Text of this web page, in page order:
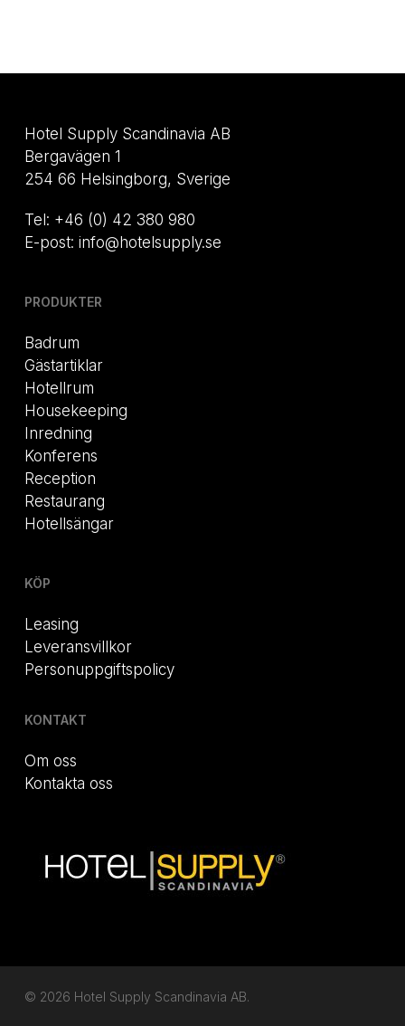
Hotel Supply Scandinavia AB
Bergavägen 1
254 66 Helsingborg, Sverige
Tel: +46 (0) 42 380 980
E-post: info@hotelsupply.se
PRODUKTER
Badrum
Gästartiklar
Hotellrum
Housekeeping
Inredning
Konferens
Reception
Restaurang
Hotellsängar
KÖP
Leasing
Leveransvillkor
Personuppgiftspolicy
KONTAKT
Om oss
Kontakta oss
© 2026 Hotel Supply Scandinavia AB.